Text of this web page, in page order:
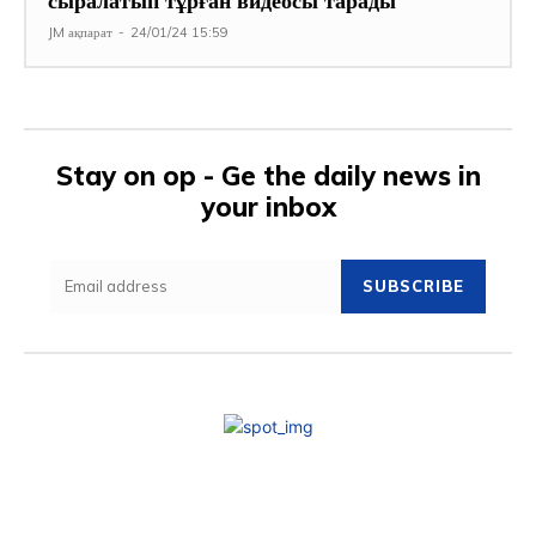
JM ақпарат - 24/01/24 15:59
Stay on op - Ge the daily news in
your inbox
SUBSCRIBE